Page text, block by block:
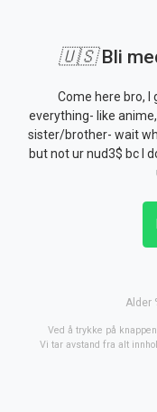
🇺🇸Bli
Come here bro, I
everything- like
sister/brother- wait
but not ur nud3$ bc I
Alder
Ved å trykke på
Vi tar avstand fra alt